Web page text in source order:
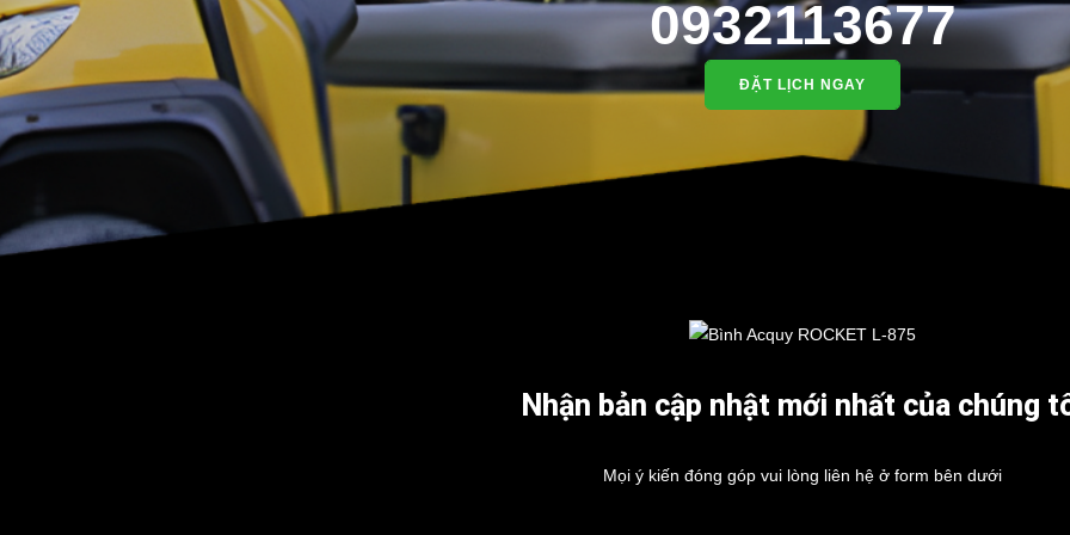
0932113677
ĐẶT LỊCH NGAY
Nhận bản cập nhật mới nhất của chúng
Mọi ý kiến đóng góp vui lòng liên hệ ở form bên dưới